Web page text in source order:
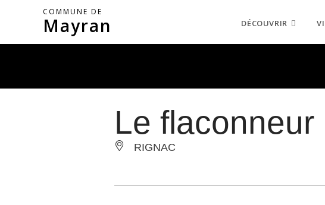
COMMUNE DE
Mayran DÉCOUVRIR
Le flaconneur
RIGNAC